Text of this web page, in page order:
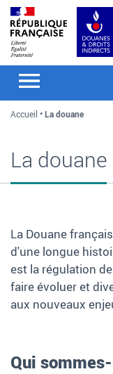
Aller
au
contenu
Aller
recherche
Aller
au
menu
Accueil La douane
La douane
La Douane
d'une longue
est la régulation
faire évoluer et
aux nouveaux
Qui